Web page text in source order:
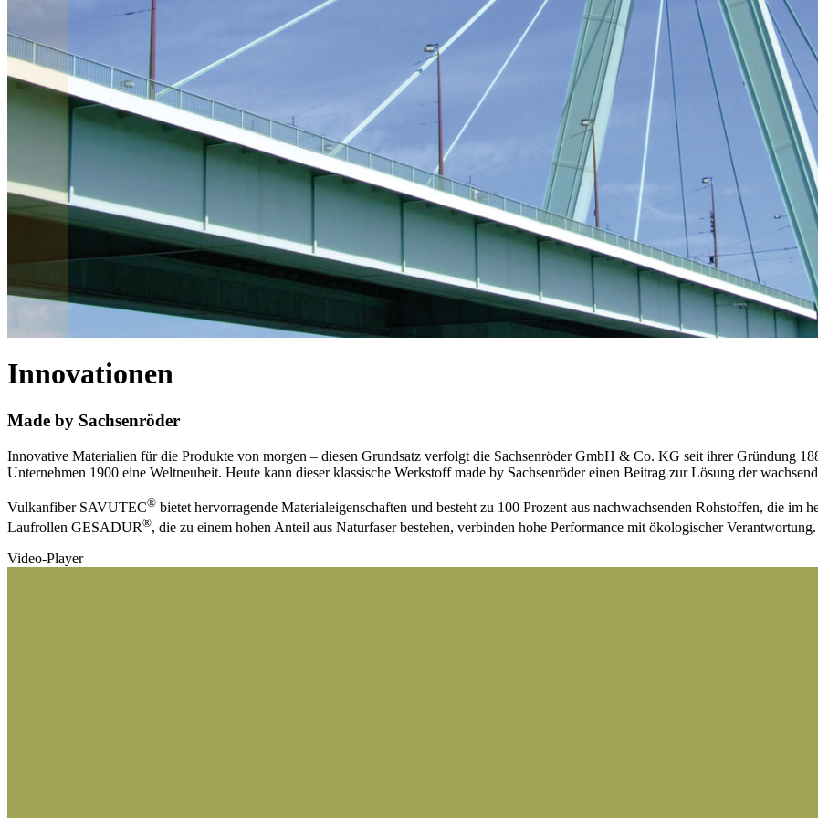
LAUFROLLEN
GESADUR
Halten extremen Druck stand.
MEHR ERFAHREN
Innovationen
Made by Sachsenröder
Innovative Materialien für die Produkte von morgen – diesen Grundsatz verfolgt die Sachsenröder GmbH & Co. KG seit ihrer Gründung
Unternehmen 1900 eine Weltneuheit. Heute kann dieser klassische Werkstoff made by Sachsenröder einen Beitrag zur Lösung der
Vulkanfiber SAVUTEC® bietet hervorragende Materialeigenschaften und besteht zu 100 Prozent aus nachwachsenden Rohstoffen, die im
Laufrollen GESADUR®, die zu einem hohen Anteil aus Naturfaser bestehen, verbinden hohe Performance mit ökologischer Verantwortung.
Video-Player